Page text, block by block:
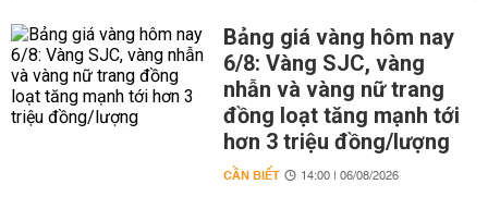
Bảng giá vàng hôm nay
6/8: Vàng SJC, vàng
nhẫn và vàng nữ trang
đồng loạt tăng mạnh tới
hơn 3 triệu đồng/lượng
CẦN BIẾT 14:00 | 06/08/2026